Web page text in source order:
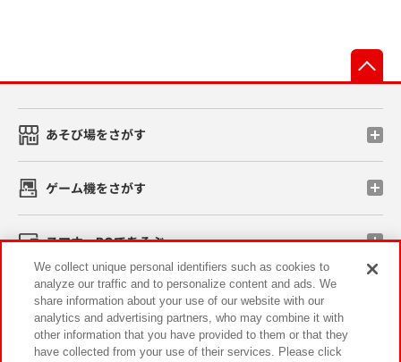
あそび場をさがす
ゲーム機をさがす
スマホ・PCであそぶ
イベント・キャンペーン
We collect unique personal identifiers such as cookies to
analyze our traffic and to personalize content and ads. We
share information about your use of our website with our
analytics and advertising partners, who may combine it with
other information that you have provided to them or that they
have collected from your use of their services. Please click